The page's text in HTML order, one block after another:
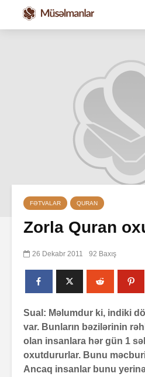
FƏTVALAR QURAN
Zorla Quran
26 Dekabr 2011 92 Baxış
Sual: Məlumdur ki, indiki
var. Bunların bəzilərinin
olan insanlara hər gün 1
oxutdururlar. Bunu
Ancaq insanlar bunu